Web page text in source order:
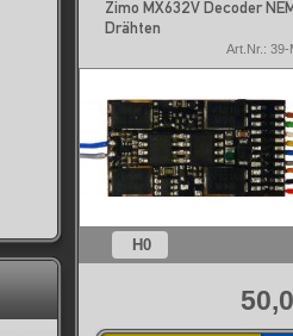
Zimo MX632V Decoder
Drähten
Art.Nr.: 39-
H0